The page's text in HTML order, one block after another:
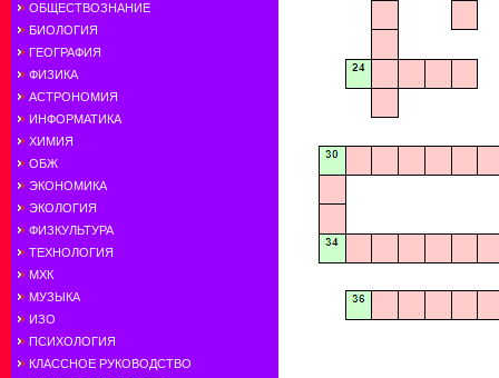
ОБЩЕСТВОЗНАНИЕ
БИОЛОГИЯ
ГЕОГРАФИЯ
ФИЗИКА
АСТРОНОМИЯ
ИНФОРМАТИКА
ХИМИЯ
ОБЖ
ЭКОНОМИКА
ЭКОЛОГИЯ
ФИЗКУЛЬТУРА
ТЕХНОЛОГИЯ
МХК
МУЗЫКА
ИЗО
ПСИХОЛОГИЯ
КЛАССНОЕ РУКОВОДСТВО